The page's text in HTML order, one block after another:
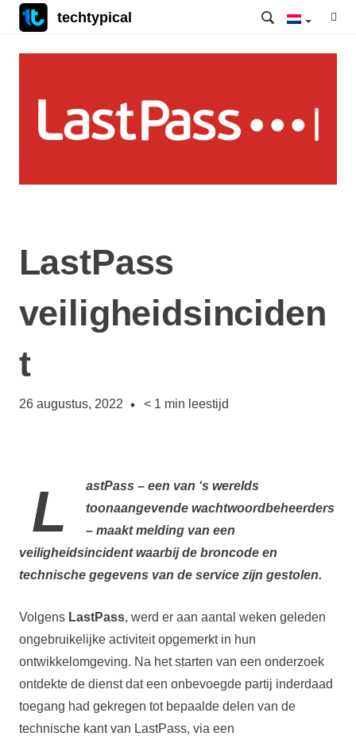
techtypical
LastPass
veiligheidsinciden
t
26 augustus, 2022 < 1 min leestijd
LastPass – een van ‘s werelds
toonaangevende wachtwoordbeheerders
– maakt melding van een
veiligheidsincident waarbij de broncode en
technische gegevens van de service zijn gestolen.
Volgens LastPass, werd er aan aantal weken geleden
ongebruikelijke activiteit opgemerkt in hun
ontwikkelomgeving. Na het starten van een onderzoek
ontdekte de dienst dat een onbevoegde partij inderdaad
toegang had gekregen tot bepaalde delen van de
technische kant van LastPass, via een